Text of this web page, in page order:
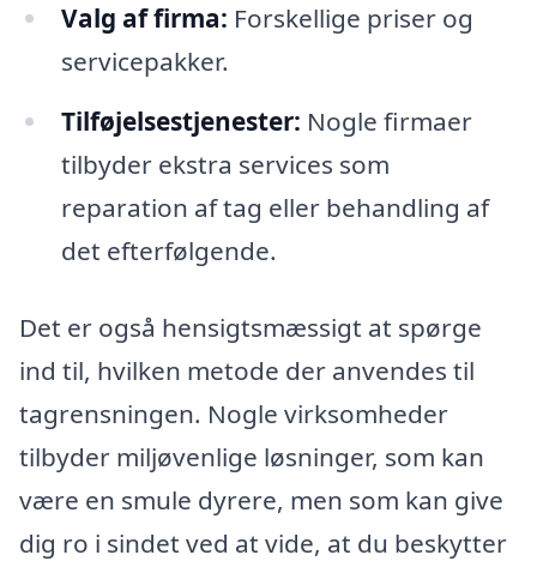
Valg af firma: Forskellige priser og
servicepakker.
Tilføjelsestjenester: Nogle firmaer
tilbyder ekstra services som
reparation af tag eller behandling af
det efterfølgende.
Det er også hensigtsmæssigt at spørge
ind til, hvilken metode der anvendes til
tagrensningen. Nogle virksomheder
tilbyder miljøvenlige løsninger, som kan
være en smule dyrere, men som kan give
dig ro i sindet ved at vide, at du beskytter